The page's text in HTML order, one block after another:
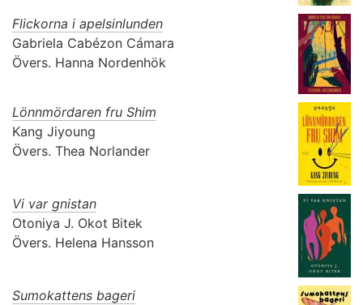
Flickorna i apelsinlunden
Gabriela Cabézon Cámara
Övers. Hanna Nordenhök
Lönnmördaren fru Shim
Kang Jiyoung
Övers. Thea Norlander
Vi var gnistan
Otoniya J. Okot Bitek
Övers. Helena Hansson
Sumokattens bageri